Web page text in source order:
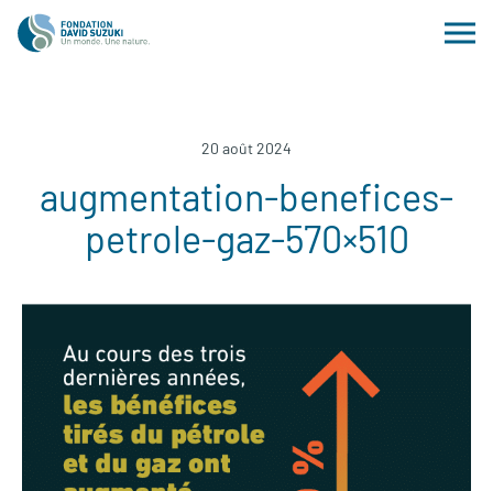
20 août 2024
augmentation-benefices-
petrole-gaz-570×510